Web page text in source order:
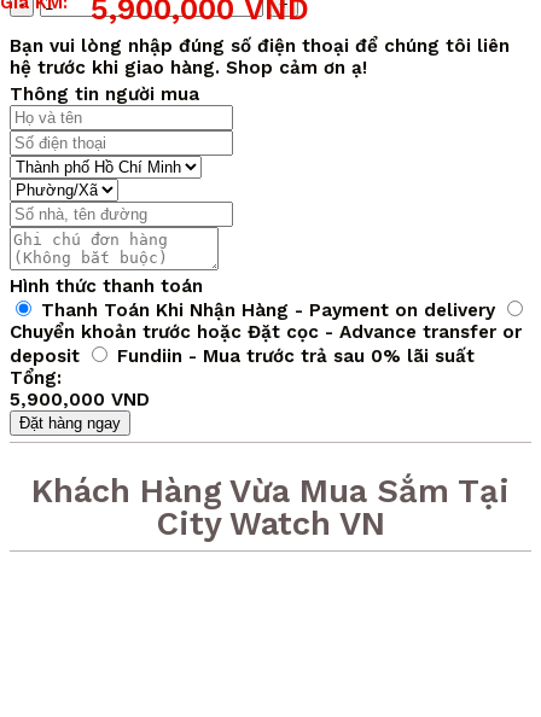
gốc
là:
10,440,000 VND.
5,900,000VND
hiện
tại
là:
5,900,000 VND.
lượng
Bạn vui lòng nhập đúng số điện thoại để chúng tôi liên
hệ trước khi giao hàng. Shop cảm ơn ạ!
Thông tin người mua
Hình thức thanh toán
Thanh Toán Khi Nhận Hàng - Payment on delivery
Chuyển khoản trước hoặc Đặt cọc - Advance transfer or
deposit
Fundiin - Mua trước trả sau 0% lãi suất
Tổng:
5,900,000 VND
Đặt hàng ngay
Khách Hàng Vừa Mua Sắm Tại
City Watch VN